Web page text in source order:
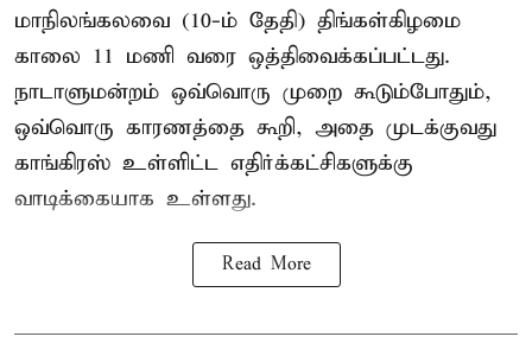
மாநிலங்கலவை (10-ம் தேதி) திங்கள்கிழமை
காலை 11 மணி வரை ஒத்திவைக்கப்பட்டது.
நாடாளுமன்றம் ஒவ்வொரு முறை கூடும்போதும்,
ஒவ்வொரு காரணத்தை கூறி, அதை முடக்குவது
காங்கிரஸ் உள்ளிட்ட எதிர்க்கட்சிகளுக்கு
வாடிக்கையாக உள்ளது.
Read More